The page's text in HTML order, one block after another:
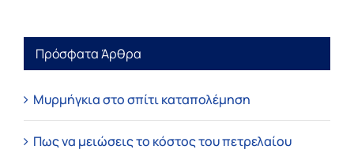
Πρόσφατα Άρθρα
Μυρμήγκια στο σπίτι καταπολέμηση
Πως να μειώσεις το κόστος του πετρελαίου